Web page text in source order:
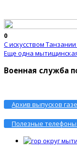
0
С искусством
Еще одна
Военная служба
Архив выпусков
Полезные телефоны